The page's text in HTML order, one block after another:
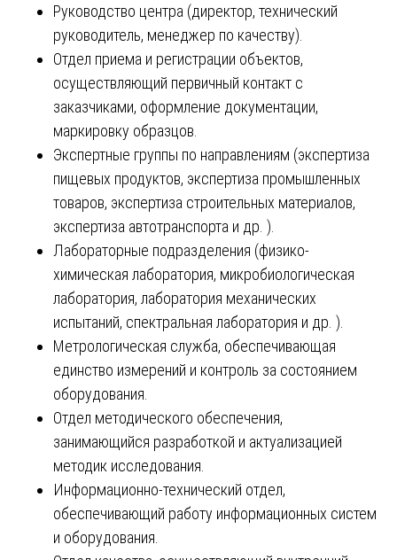
Руководство центра (директор, технический
руководитель, менеджер по качеству).
Отдел приема и регистрации объектов,
осуществляющий первичный контакт с
заказчиками, оформление документации,
маркировку образцов.
Экспертные группы по направлениям (экспертиза
пищевых продуктов, экспертиза промышленных
товаров, экспертиза строительных материалов,
экспертиза автотранспорта и др. ).
Лабораторные подразделения (физико-
химическая лаборатория, микробиологическая
лаборатория, лаборатория механических
испытаний, спектральная лаборатория и др. ).
Метрологическая служба, обеспечивающая
единство измерений и контроль за состоянием
оборудования.
Отдел методического обеспечения,
занимающийся разработкой и актуализацией
методик исследования.
Информационно-технический отдел,
обеспечивающий работу информационных систем
и оборудования.